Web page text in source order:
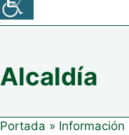
Alcaldía
Portada »